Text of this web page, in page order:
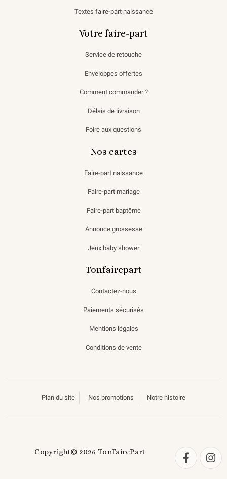
Textes faire-part naissance
Votre faire-part
Service de retouche
Enveloppes offertes
Comment commander ?
Délais de livraison
Foire aux questions
Nos cartes
Faire-part naissance
Faire-part mariage
Faire-part baptême
Annonce grossesse
Jeux baby shower
Tonfairepart
Contactez-nous
Paiements sécurisés
Mentions légales
Conditions de vente
Plan du site Nos promotions Notre histoire
Copyright© 2026 TonFairePart